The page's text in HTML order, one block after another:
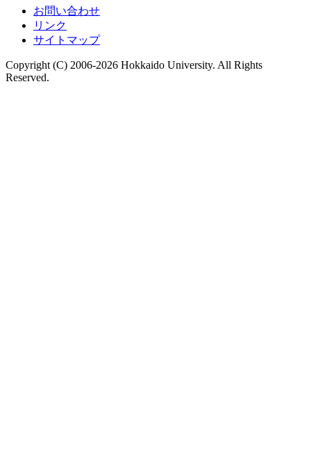
お問い合わせ
リンク
サイトマップ
Copyright (C) 2006-2026 Hokkaido University. All Rights
Reserved.